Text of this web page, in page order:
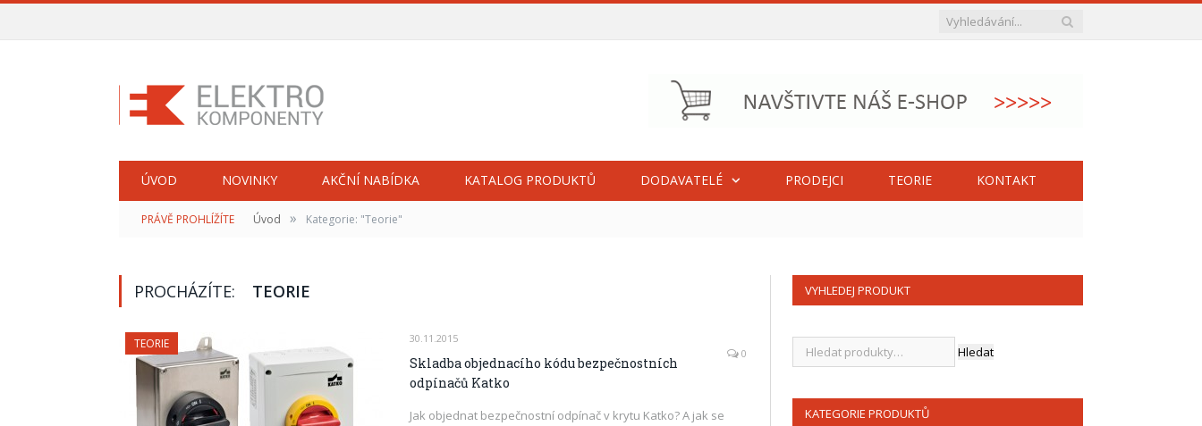
ÚVOD NOVINKY AKČNÍ NABÍDKA KATALOG PRODUKTŮ DODAVATELÉ PRODEJCI TEORIE KONTAKT
PRÁVĚ PROHLÍŽÍTE Úvod » Kategorie: "Teorie"
PROCHÁZÍTE: TEORIE
TEORIE
30.11.2015
0
Skladba objednacího kódu bezpečnostních
odpínačů Katko
Jak objednat bezpečnostní odpínač v krytu Katko? A jak se
VYHLEDEJ PRODUKT
Hledat
KATEGORIE PRODUKTŮ